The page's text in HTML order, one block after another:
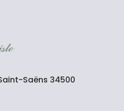
Saëns 34500